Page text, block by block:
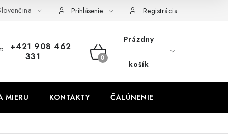
údajov Odstúpenie od zmluvy
Prihlásenie Registrácia
+421 908 462
331
NÁKUPNÝ
Prázdny
košík
MIERU KONTAKTY ČALÚNENIE